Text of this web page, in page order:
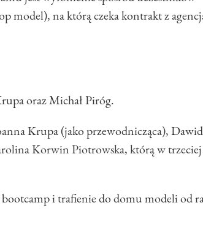
model), na którą czeka kontrakt z
oraz Michał Piróg.
Krupa (jako przewodnicząca), Dawid
Korwin Piotrowska, którą w
i trafienie do domu modeli od